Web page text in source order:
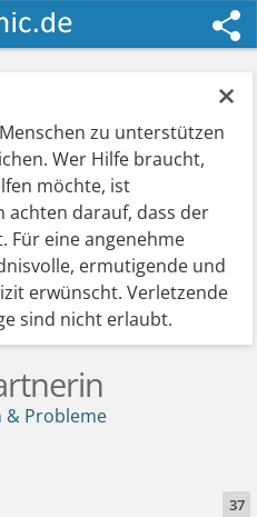
×
zu unterstützen
Wer Hilfe braucht,
möchte, ist
darauf, dass der
Für eine angenehme
ermutigende und
erwünscht. Verletzende
sind nicht erlaubt.
& Probleme
37